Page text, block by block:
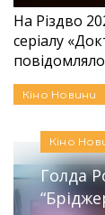
Кіно Новини
На Різдво
серіалу
Кіно
Голда